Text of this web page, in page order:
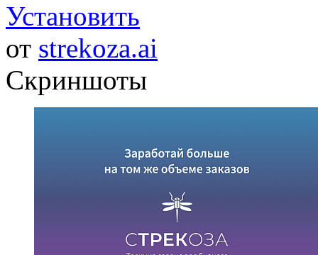
Установить
от strekoza.ai
Скриншоты